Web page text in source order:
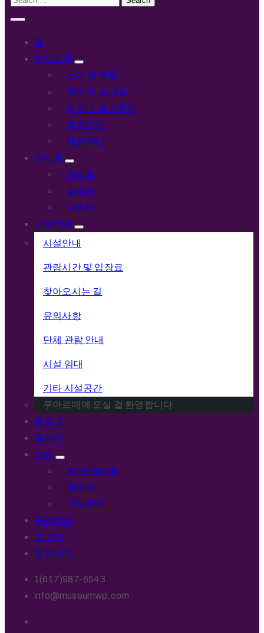
홈
회사소개
소개 및 연혁
작가 및 스태프
파트너 및 스폰서
협력업체
채용안내
전시회
전시회
컬렉션
이벤트
시설안내
시설안내
관람시간 및 입장료
찾아오시는 길
유의사항
단체 관람 안내
시설 임대
기타 시설공간
루아르떼에 오실 걸 환영합니다.
블로그
갤러리
쇼핑
Art & Goods
멤버쉽
기부문의
문의하기
로그인
회원가입
1(617)987-6543
info@museumwp.com